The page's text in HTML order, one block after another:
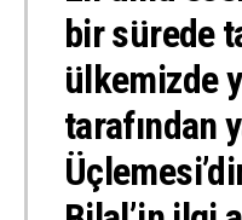
bir sürede
ülkemizde
tarafından